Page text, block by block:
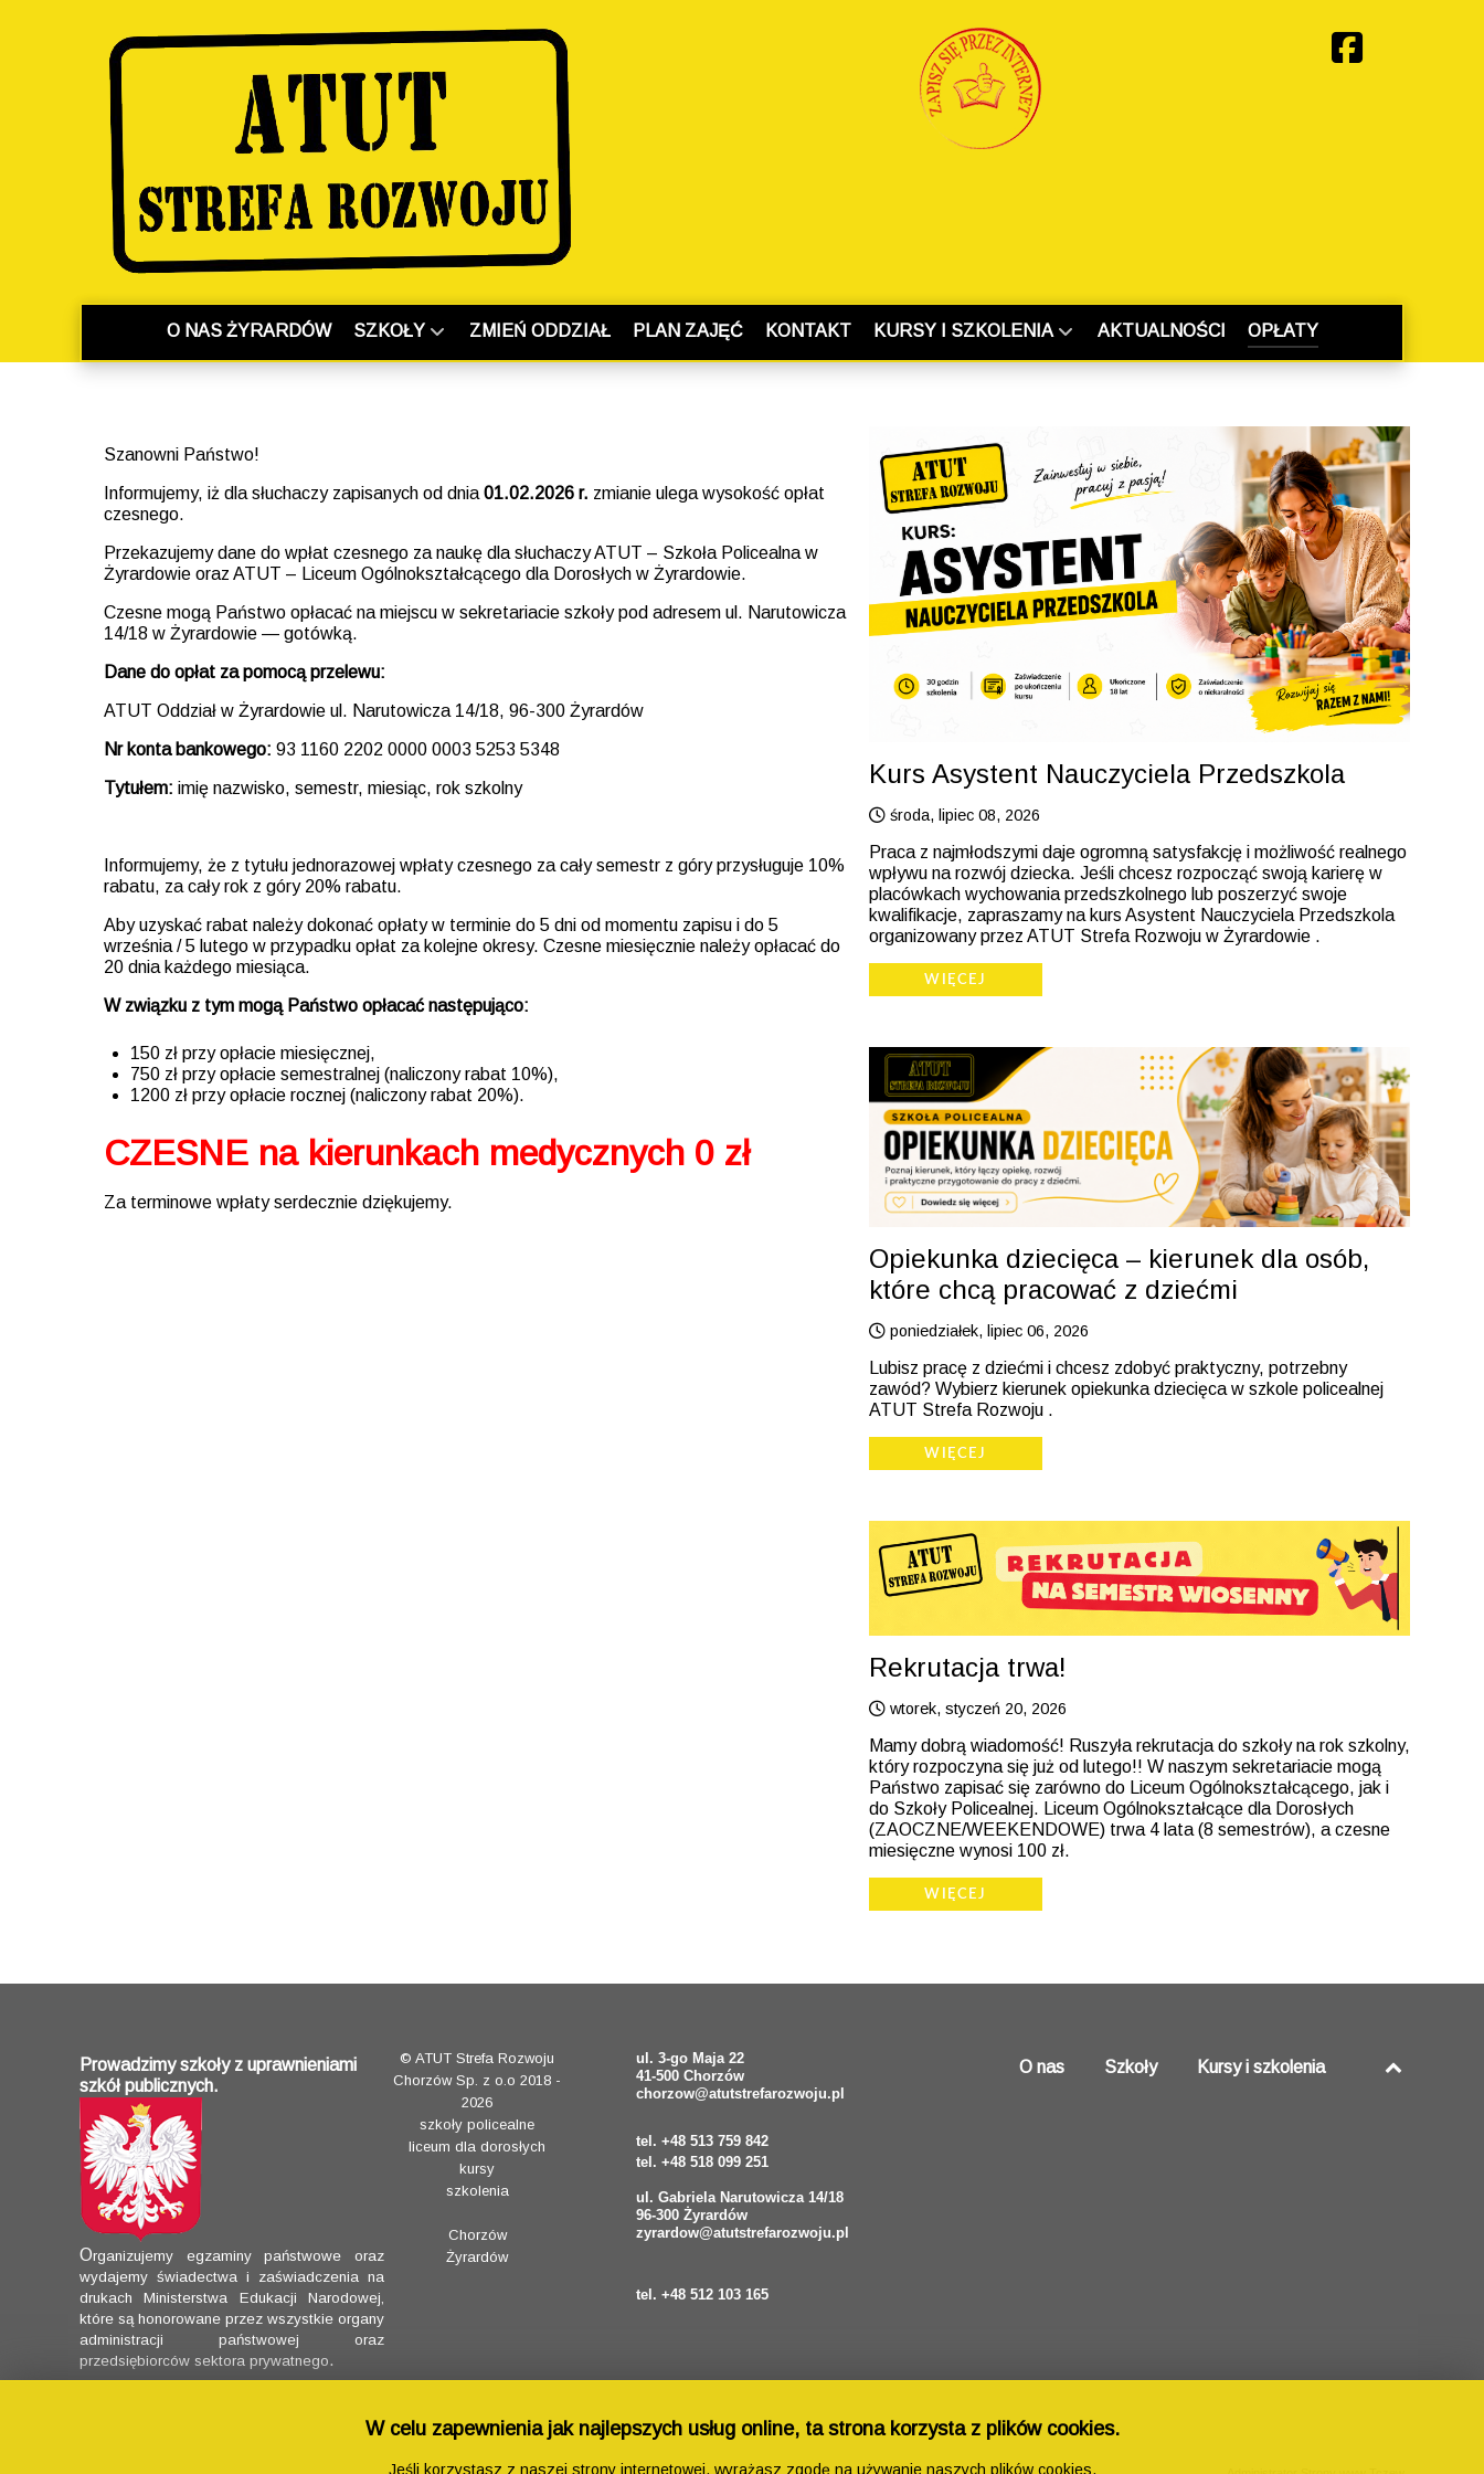
O NAS ŻYRARDÓW SZKOŁY ZMIEŃ ODDZIAŁ PLAN ZAJĘĆ KONTAKT KURSY I SZKOLENIA AKTUALNOŚCI OPŁATY
Szanowni Państwo!
Informujemy, iż dla słuchaczy zapisanych od dnia 01.02.2026 r. zmianie ulega wysokość opłat
czesnego.
Przekazujemy dane do wpłat czesnego za naukę dla słuchaczy ATUT – Szkoła Policealna w
Żyrardowie oraz ATUT – Liceum Ogólnokształcącego dla Dorosłych w Żyrardowie.
Czesne mogą Państwo opłacać na miejscu w sekretariacie szkoły pod adresem ul. Narutowicza
14/18 w Żyrardowie — gotówką.
Dane do opłat za pomocą przelewu:
ATUT Oddział w Żyrardowie ul. Narutowicza 14/18, 96-300 Żyrardów
Nr konta bankowego: 93 1160 2202 0000 0003 5253 5348
Tytułem: imię nazwisko, semestr, miesiąc, rok szkolny
Informujemy, że z tytułu jednorazowej wpłaty czesnego za cały semestr z góry przysługuje 10%
rabatu, za cały rok z góry 20% rabatu.
Aby uzyskać rabat należy dokonać opłaty w terminie do 5 dni od momentu zapisu i do 5
września / 5 lutego w przypadku opłat za kolejne okresy. Czesne miesięcznie należy opłacać do
20 dnia każdego miesiąca.
W związku z tym mogą Państwo opłacać następująco:
150 zł przy opłacie miesięcznej,
750 zł przy opłacie semestralnej (naliczony rabat 10%),
1200 zł przy opłacie rocznej (naliczony rabat 20%).
CZESNE na kierunkach medycznych 0 zł
Za terminowe wpłaty serdecznie dziękujemy.
Kurs Asystent Nauczyciela Przedszkola
środa, lipiec 08, 2026
Praca z najmłodszymi daje ogromną satysfakcję i możliwość realnego
wpływu na rozwój dziecka. Jeśli chcesz rozpocząć swoją karierę w
placówkach wychowania przedszkolnego lub poszerzyć swoje
kwalifikacje, zapraszamy na kurs Asystent Nauczyciela Przedszkola
organizowany przez ATUT Strefa Rozwoju w Żyrardowie .
WIĘCEJ
Opiekunka dziecięca – kierunek dla osób,
które chcą pracować z dziećmi
poniedziałek, lipiec 06, 2026
Lubisz pracę z dziećmi i chcesz zdobyć praktyczny, potrzebny
zawód? Wybierz kierunek opiekunka dziecięca w szkole policealnej
ATUT Strefa Rozwoju .
WIĘCEJ
Rekrutacja trwa!
wtorek, styczeń 20, 2026
Mamy dobrą wiadomość! Ruszyła rekrutacja do szkoły na rok szkolny,
który rozpoczyna się już od lutego!! W naszym sekretariacie mogą
Państwo zapisać się zarówno do Liceum Ogólnokształcącego, jak i
do Szkoły Policealnej. Liceum Ogólnokształcące dla Dorosłych
(ZAOCZNE/WEEKENDOWE) trwa 4 lata (8 semestrów), a czesne
miesięczne wynosi 100 zł.
WIĘCEJ
Prowadzimy szkoły z uprawnieniami
szkół publicznych.
Organizujemy egzaminy państwowe oraz
wydajemy świadectwa i zaświadczenia na
drukach Ministerstwa Edukacji Narodowej,
które są honorowane przez wszystkie organy
administracji państwowej oraz
przedsiębiorców sektora prywatnego.
© ATUT Strefa Rozwoju
Chorzów Sp. z o.o 2018 -
2026
szkoły policealne
liceum dla dorosłych
kursy
szkolenia
Chorzów
Żyrardów
ul. 3-go Maja 22
41-500 Chorzów
chorzow@atutstrefarozwoju.pl
tel. +48 513 759 842
tel. +48 518 099 251
ul. Gabriela Narutowicza 14/18
96-300 Żyrardów
zyrardow@atutstrefarozwoju.pl
tel. +48 512 103 165
O nas Szkoły Kursy i szkolenia
W celu zapewnienia jak najlepszych usług online, ta strona korzysta z plików cookies.
Jeśli korzystasz z naszej strony internetowej, wyrażasz zgodę na używanie naszych plików cookies.